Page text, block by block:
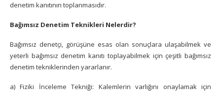
denetim kanıtının toplanmasıdır.
Bağımsız Denetim Teknikleri Nelerdir?
Bağımsız denetçi, görüşüne esas olan sonuçlara ulaşabilmek ve
yeterli bağımsız denetim kanıtı toplayabilmek için çeşitli bağımsız
denetim tekniklerinden yararlanır.
a) Fiziki İnceleme Tekniği: Kalemlerin varlığını onaylamak için